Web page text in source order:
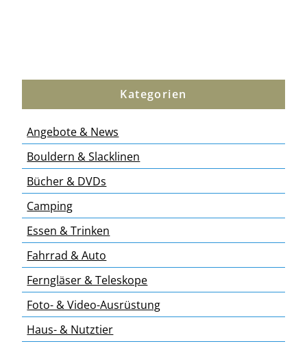
Kategorien
Angebote & News
Bouldern & Slacklinen
Bücher & DVDs
Camping
Essen & Trinken
Fahrrad & Auto
Ferngläser & Teleskope
Foto- & Video-Ausrüstung
Haus- & Nutztier